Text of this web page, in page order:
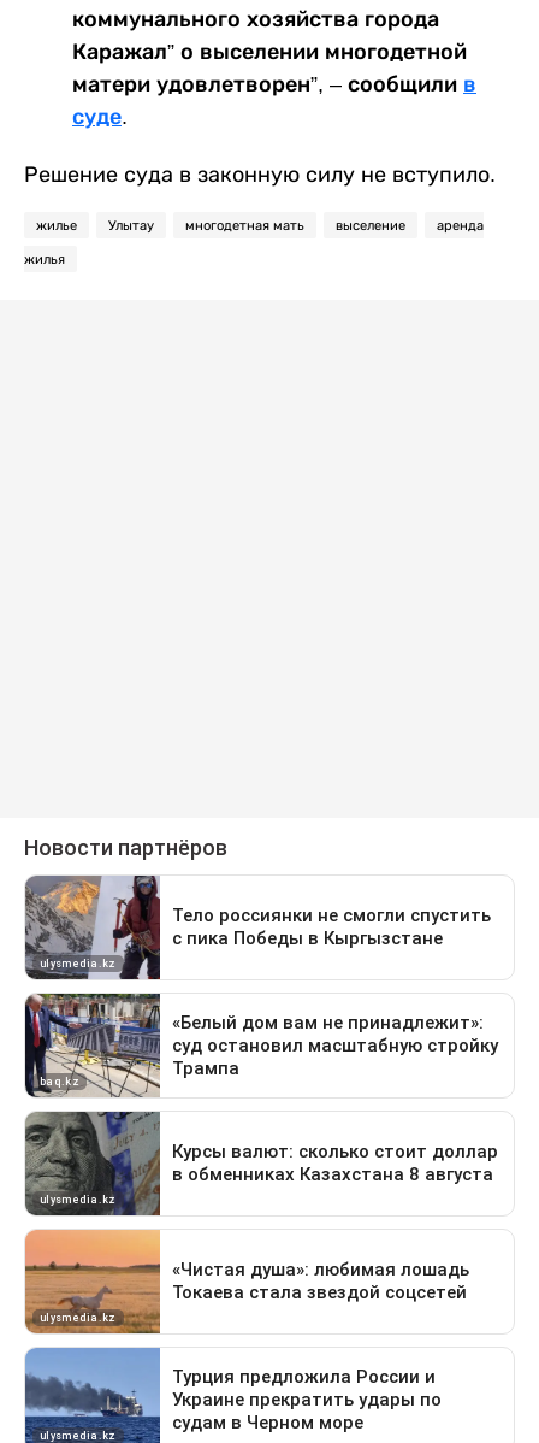
коммунального хозяйства города
Каражал” о выселении многодетной
матери удовлетворен”, – сообщили в
суде.
Решение суда в законную силу не вступило.
жилье Улытау многодетная мать выселение аренда
жилья